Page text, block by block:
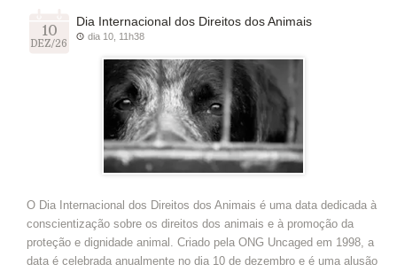
10
DEZ/26
Dia Internacional dos Direitos dos Animais
dia 10, 11h38
O Dia Internacional dos Direitos dos Animais é uma data dedicada à
conscientização sobre os direitos dos animais e à promoção da
proteção e dignidade animal. Criado pela ONG Uncaged em 1998, a
data é celebrada anualmente no dia 10 de dezembro e é uma alusão